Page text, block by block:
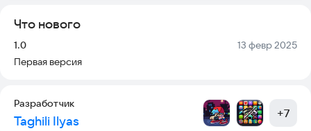
собственных музыкальных шедевров.
креативности и приключений, который порадует как
📩 Контакты:
Что нового
Версия:
1.0 Дата:
13 февр 2025
Первая версия
Разработчик
Taghili Ilyas +7